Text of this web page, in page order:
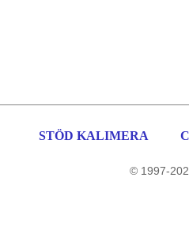
STÖD KALIMERA
© 1997-